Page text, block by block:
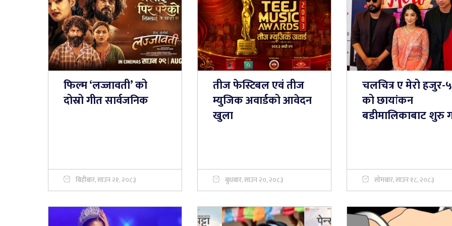
फिल्म ‘लज्जावती’ को
दोस्रो गीत सार्वजनिक
बिहीबार, साउन २१, २०८३
तीज फेस्टिबल एवं तीज
म्युजिक अवार्डको आवेदन
खुला
बुधबार, साउन २०, २०८३
चलचित्र ए मेरो हजुर-५
को छायांकन
बडीमालिकाबाट शुरु
सोमबार, साउन १८, २०८३